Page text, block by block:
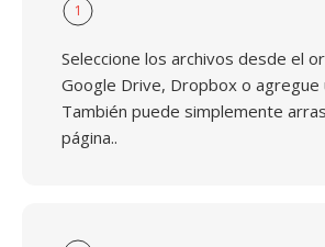
1
Seleccione los archivos desde el
Google Drive, Dropbox o agregue
También puede simplemente
página..